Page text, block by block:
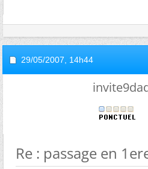
29/05/2007, 14h44
Re : passage en